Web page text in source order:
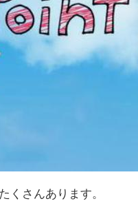
くさんあります。